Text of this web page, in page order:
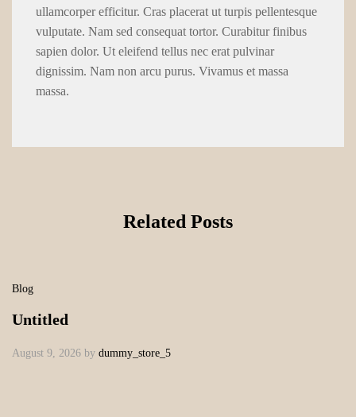
ullamcorper efficitur. Cras placerat ut turpis pellentesque
vulputate. Nam sed consequat tortor. Curabitur finibus
sapien dolor. Ut eleifend tellus nec erat pulvinar
dignissim. Nam non arcu purus. Vivamus et massa
massa.
Related Posts
Blog
Untitled
August 9, 2026 by dummy_store_5